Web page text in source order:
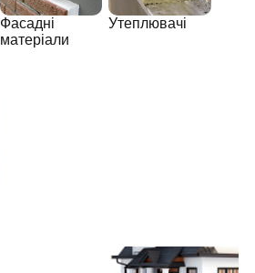
Фасадні
матеріали
Утеплювачі